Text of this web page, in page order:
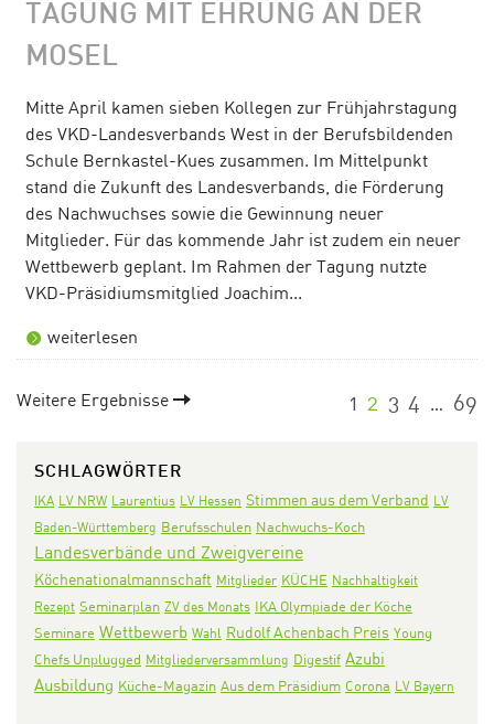
TAGUNG MIT EHRUNG AN DER
MOSEL
Mitte April kamen sieben Kollegen zur Frühjahrstagung
des VKD-Landesverbands West in der Berufsbildenden
Schule Bernkastel-Kues zusammen. Im Mittelpunkt
stand die Zukunft des Landesverbands, die Förderung
des Nachwuchses sowie die Gewinnung neuer
Mitglieder. Für das kommende Jahr ist zudem ein neuer
Wettbewerb geplant. Im Rahmen der Tagung nutzte
VKD-Präsidiumsmitglied Joachim...
weiterlesen
Weitere Ergebnisse 1 2 3 4 … 69
SCHLAGWÖRTER
IKA LV NRW Laurentius LV Hessen Stimmen aus dem Verband LV
Baden-Württemberg Berufsschulen Nachwuchs-Koch
Landesverbände und Zweigvereine
Köchenationalmannschaft Mitglieder KÜCHE Nachhaltigkeit
Rezept Seminarplan ZV des Monats IKA Olympiade der Köche
Seminare Wettbewerb Wahl Rudolf Achenbach Preis Young
Chefs Unplugged Mitgliederversammlung Digestif Azubi
Ausbildung Küche-Magazin Aus dem Präsidium Corona LV Bayern